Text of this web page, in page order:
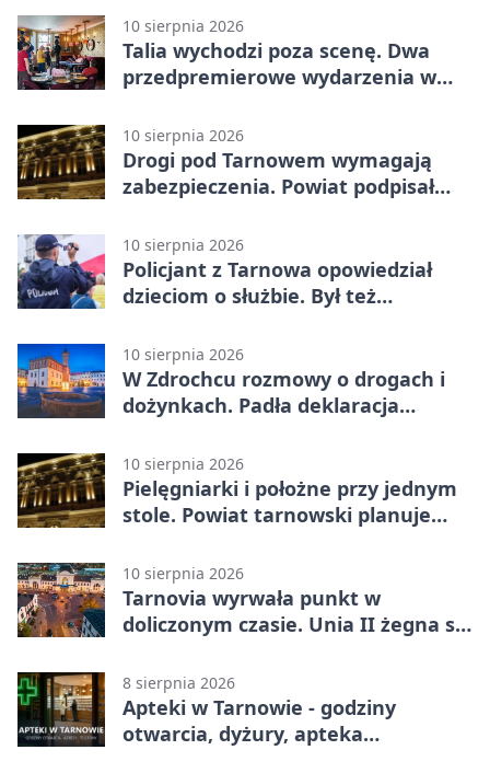
10 sierpnia 2026
Talia wychodzi poza scenę. Dwa
przedpremierowe wydarzenia w
10 sierpnia 2026
Drogi pod Tarnowem wymagają
zabezpieczenia. Powiat podpisał
10 sierpnia 2026
Policjant z Tarnowa opowiedział
dzieciom o służbie. Był też
10 sierpnia 2026
W Zdrochcu rozmowy o drogach i
dożynkach. Padła deklaracja
10 sierpnia 2026
Pielęgniarki i położne przy jednym
stole. Powiat tarnowski planuje
10 sierpnia 2026
Tarnovia wyrwała punkt w
doliczonym czasie. Unia II żegna się
8 sierpnia 2026
Apteki w Tarnowie - godziny
otwarcia, dyżury, apteka